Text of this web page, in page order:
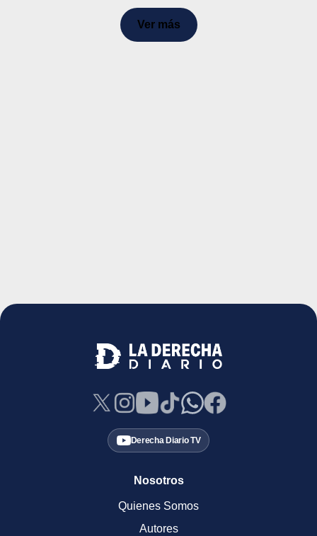
Ver más
Derecha Diario TV
Nosotros
Quienes Somos
Autores